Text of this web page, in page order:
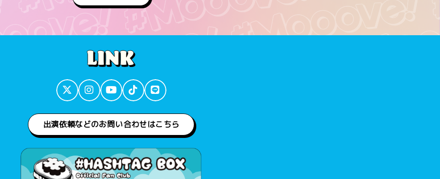
出演依頼などのお問い合わせはこちら